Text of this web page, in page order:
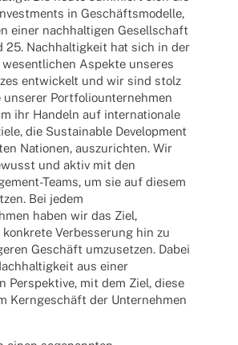
in Geschäfts­mo­delle,
einer nach­hal­ti­gen Gesell­schaft
25. Nach­hal­tig­keit hat sich in der
wesent­li­chen Aspekte unse­res
entwi­ckelt und wir sind stolz
unse­rer Port­fo­lio­un­ter­neh­men
ihr Handeln auf inter­na­tio­nale
die Sustainable Deve­lo­p­ment
Natio­nen, auszu­rich­ten. Wir
und aktiv mit den
Teams, um sie auf diesem
Bei jedem
haben wir das Ziel,
Verbes­se­rung hin zu
Geschäft umzu­set­zen. Dabei
aus einer
Perspek­tive, mit dem Ziel, diese
Kern­ge­schäft der Unter­neh­men